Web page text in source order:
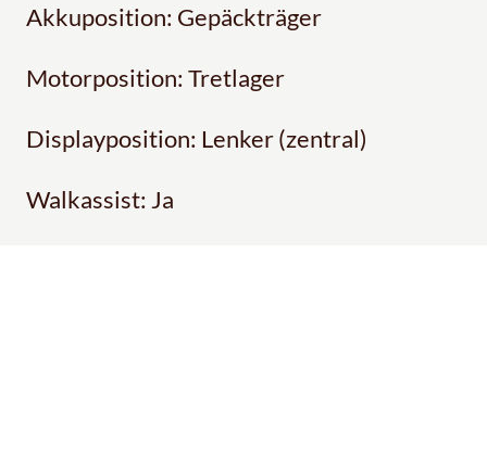
Akkuposition: Gepäckträger
Motorposition: Tretlager
Displayposition: Lenker (zentral)
Walkassist: Ja